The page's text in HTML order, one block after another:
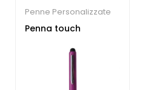
Penne Personalizzate
Penna touch